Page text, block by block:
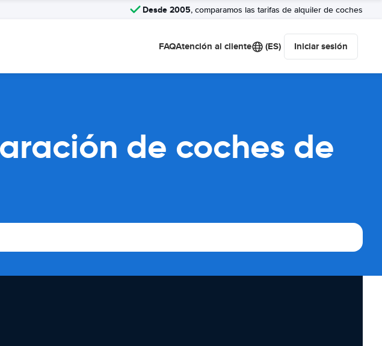
Desde 2005, comparamos las tarifas de alquiler de coches
FAQAtención al cliente (ES) Iniciar sesión
de coches de